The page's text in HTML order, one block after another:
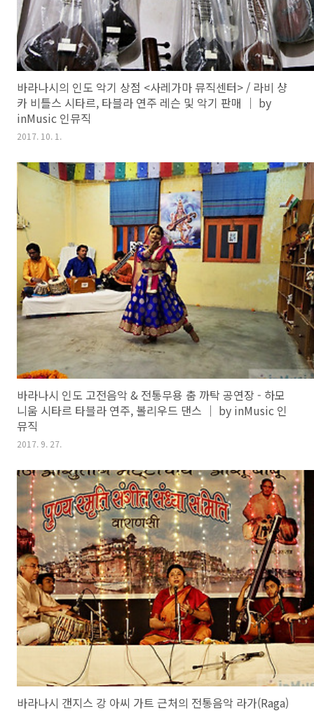
바라나시의 인도 악기 상점 <사레가마 뮤직센터> / 라비 샹
카 비틀스 시타르, 타블라 연주 레슨 및 악기 판매 ｜ by
inMusic 인뮤직
2017. 10. 1.
바라나시 인도 고전음악 & 전통무용 춤 까탁 공연장 - 하모
니움 시타르 타블라 연주, 볼리우드 댄스 ｜ by inMusic 인
뮤직
2017. 9. 27.
바라나시 갠지스 강 아씨 가트 근처의 전통음악 라가(Raga)